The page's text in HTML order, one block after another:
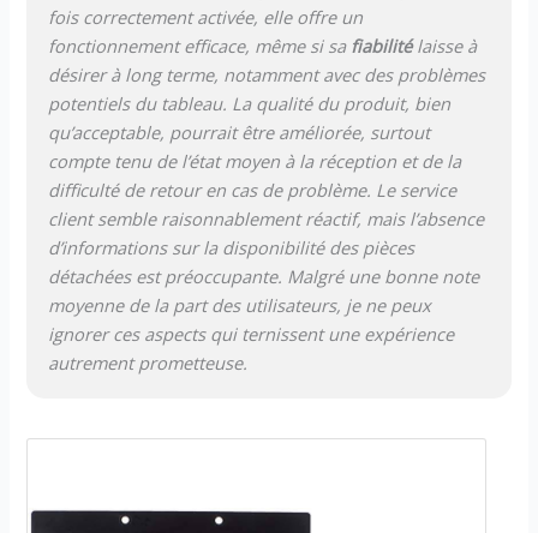
fois correctement activée, elle offre un
fonctionnement efficace, même si sa fiabilitélaisse à
désirer à long terme, notamment avec des problèmes
potentiels du tableau. La qualité du produit, bien
qu’acceptable, pourrait être améliorée, surtout
compte tenu de l’état moyen à la réception et de la
difficulté de retour en cas de problème. Le service
client semble raisonnablement réactif, mais l’absence
d’informations sur la disponibilité des pièces
détachées est préoccupante. Malgré une bonne note
moyenne de la part des utilisateurs, je ne peux
ignorer ces aspects qui ternissent une expérience
autrement prometteuse.